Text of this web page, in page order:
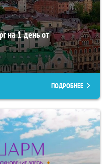
на 1 день от
ПОДРОБНЕЕ